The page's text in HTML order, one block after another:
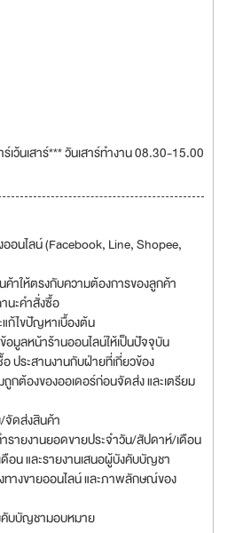
ร์เว้นเสาร์*** วันเสาร์ทำงาน 08.30-15.00
อนไลน์ (Facebook, Line, Shopee,
ค้าให้ตรงกับความต้องการของลูกค้า
นะคำสั่งซื้อ
ก้ไขปัญหาเบื้องต้น
อมูลหน้าร้านออนไลน์ให้เป็นปัจจุบัน
ประสานงานกับฝ่ายที่เกี่ยวข้อง
ต้องของออเดอร์ก่อนจัดส่ง และเตรียม
จัดส่งสินค้า
รายงานยอดขายประจำวัน/สัปดาห์/เดือน
อน และรายงานเสนอผู้บังคับบัญชา
ทางขายออนไลน์ และภาพลักษณ์ของ
บบัญชามอบหมาย